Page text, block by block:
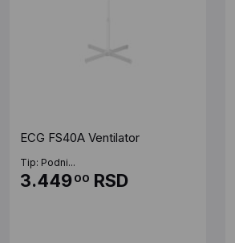
ECG FS40A Ventilator
Tip: Podni...
3.44900 RSD